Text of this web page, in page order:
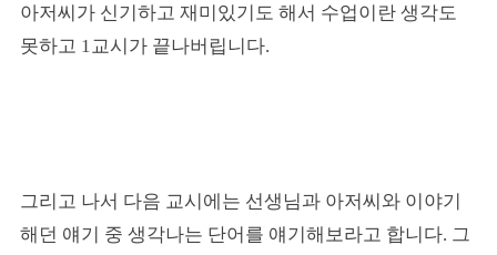
아저씨가 신기하고 재미있기도 해서 수업이란 생각도
못하고 1교시가 끝나버립니다.
그리고 나서 다음 교시에는 선생님과 아저씨와 이야기
해던 얘기 중 생각나는 단어를 얘기해보라고 합니다. 그